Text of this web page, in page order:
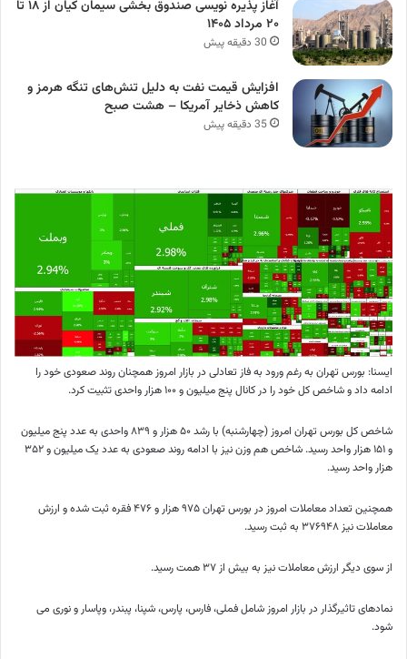
آغاز پذیره نویسی صندوق بخشی سیمان کیان از ۱۸ تا
۲۰ مرداد ۱۴۰۵
30 دقیقه پیش
افزایش قیمت نفت به دلیل تنش‌های تنگه هرمز و
کاهش ذخایر آمریکا – هشت صبح
35 دقیقه پیش
ایسنا: بورس تهران به رغم ورود به فاز تعادلی در بازار امروز همچنان روند صعودی خود را
ادامه داد و شاخص کل خود را در کانال پنج میلیون و ۱۰۰ هزار واحدی تثبیت کرد.
شاخص کل بورس تهران امروز (چهارشنبه) با رشد ۵۰ هزار و ۸۳۹ واحدی به عدد پنج میلیون
و ۱۵۱ هزار واحد رسید. شاخص هم وزن نیز با ادامه روند صعودی به عدد یک میلیون و ۳۵۲
هزار واحد رسید.
همچنین تعداد معاملات امروز در بورس تهران ۹۷۵ هزار و ۴۷۶ فقره ثبت شده و ارزش
معاملات نیز ۳۷۶۹۴۸ به ثبت رسید.
از سوی دیگر ارزش معاملات نیز به بیش از ۳۷ همت رسید.
نمادهای تاثیرگذار در بازار امروز شامل فملی، فارس، پارس، شپنا، پبندر، وپاسار و نوری می
شود.